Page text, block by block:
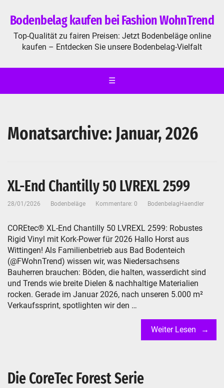
Bodenbelag kaufen bei Fashion WohnTrend
Top-Qualität zu fairen Preisen: Jetzt Bodenbeläge online
kaufen – Entdecken Sie unsere Bodenbelag-Vielfalt
☰
Monatsarchive: Januar, 2026
XL-End Chantilly 50 LVREXL 2599
28/01/2026 Bodenbeläge Kommentare: 0 BodenbelagHaendler
COREtec® XL-End Chantilly 50 LVREXL 2599: Robustes
Rigid Vinyl mit Kork-Power für 2026 Hallo Horst aus
Wittingen! Als Familienbetrieb aus Bad Bodenteich
(@FWohnTrend) wissen wir, was Niedersachsens
Bauherren brauchen: Böden, die halten, wasserdicht sind
und Trends wie breite Dielen & nachhaltige Materialien
rocken. Gerade im Januar 2026, nach unseren 5.000 m²
Verkaufssprint, spotlighten wir den …
Weiter Lesen
Die CoreTec Forest Serie